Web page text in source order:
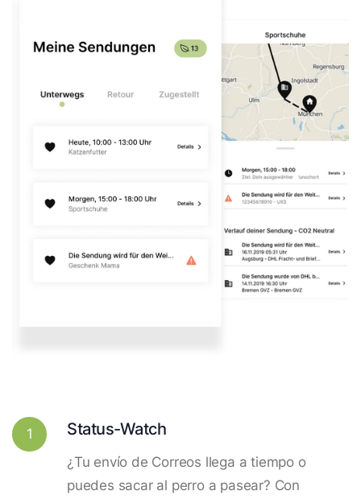
1 Status-Watch
¿Tu envío de Correos llega a tiempo o
puedes sacar al perro a pasear? Con